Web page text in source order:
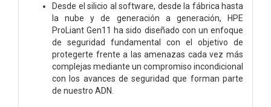
Desde el silicio al software, desde la fábrica hasta
la nube y de generación a generación, HPE
ProLiant Gen11 ha sido diseñado con un enfoque
de seguridad fundamental con el objetivo de
protegerte frente a las amenazas cada vez más
complejas mediante un compromiso incondicional
con los avances de seguridad que forman parte
de nuestro ADN.